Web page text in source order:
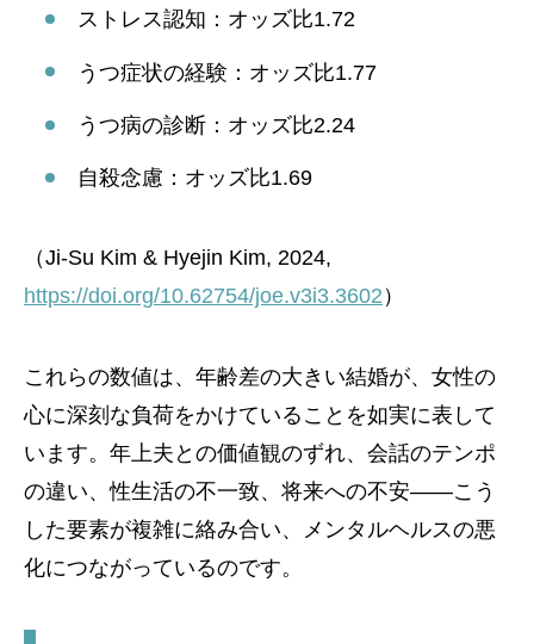
ストレス認知：オッズ比1.72
うつ症状の経験：オッズ比1.77
うつ病の診断：オッズ比2.24
自殺念慮：オッズ比1.69
（Ji-Su Kim & Hyejin Kim, 2024,
https://doi.org/10.62754/joe.v3i3.3602 ）
これらの数値は、年齢差の大きい結婚が、女性の
心に深刻な負荷をかけていることを如実に表して
います。年上夫との価値観のずれ、会話のテンポ
の違い、性生活の不一致、将来への不安――こう
した要素が複雑に絡み合い、メンタルヘルスの悪
化につながっているのです。